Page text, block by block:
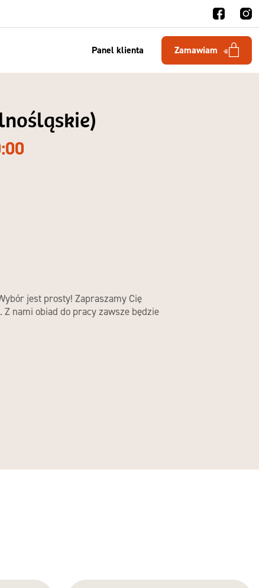
Panel klienta Zamawiam
jest prosty! Zapraszamy Cię
Z nami obiad do pracy zawsze będzie